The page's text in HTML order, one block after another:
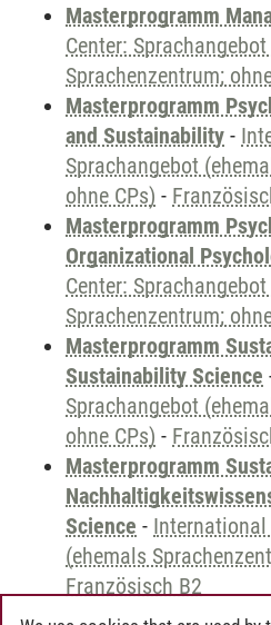
Masterprogramm
Center:
Sprachenzentrum;
Masterprogramm
and Sustainability -
Sprachangebot
ohne CPs) -
Masterprogramm
Organizational
Center:
Sprachenzentrum;
Masterprogramm
Sustainability Science
Sprachangebot
ohne CPs) -
Masterprogramm
Science - International
(ehemals
Französisch B2